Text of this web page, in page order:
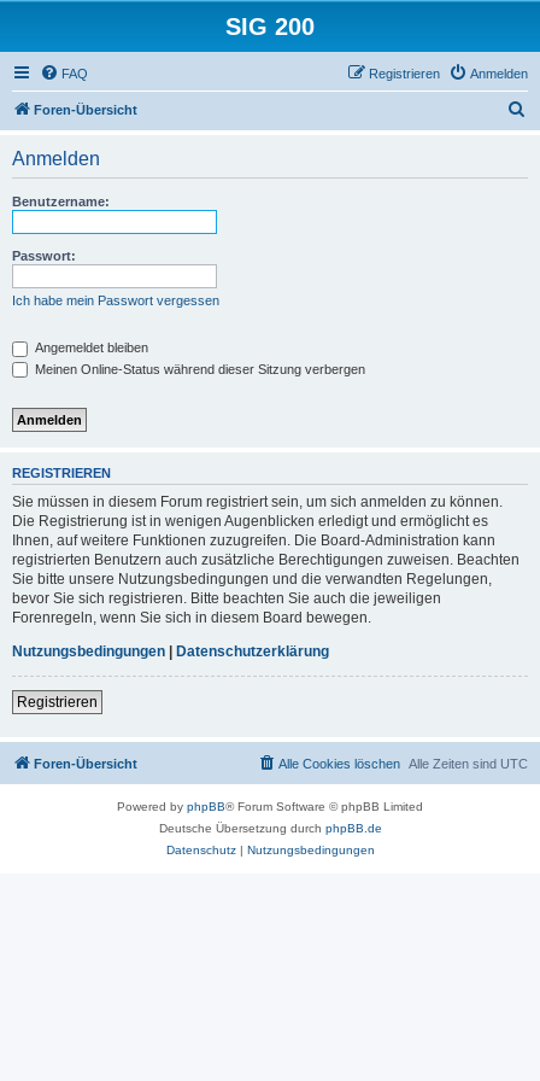
SIG 200
FAQ Anmelden
Registrieren
Foren-Übersicht
Anmelden
Benutzername:
Passwort:
Ich habe mein Passwort vergessen
Angemeldet bleiben
Meinen Online-Status während dieser Sitzung verbergen
REGISTRIEREN
Sie müssen in diesem Forum registriert sein, um sich anmelden zu können.
Die Registrierung ist in wenigen Augenblicken erledigt und ermöglicht es
Ihnen, auf weitere Funktionen zuzugreifen. Die Board-Administration kann
registrierten Benutzern auch zusätzliche Berechtigungen zuweisen. Beachten
Sie bitte unsere Nutzungsbedingungen und die verwandten Regelungen,
bevor Sie sich registrieren. Bitte beachten Sie auch die jeweiligen
Forenregeln, wenn Sie sich in diesem Board bewegen.
Nutzungsbedingungen | Datenschutzerklärung
Registrieren
Foren-Übersicht Alle Zeiten sind UTC
Alle Cookies löschen
Powered by phpBB® Forum Software © phpBB Limited
Deutsche Übersetzung durch phpBB.de
Datenschutz| Nutzungsbedingungen